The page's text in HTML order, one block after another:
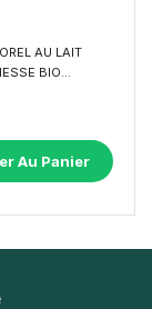
AU LAIT
BIO
Au Panier